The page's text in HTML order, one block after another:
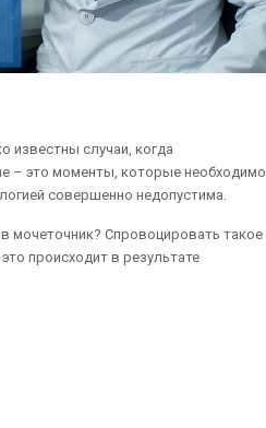
известны случаи, когда
– это моменты, которые необходимо
совершенно недопустима.
мочеточник? Спровоцировать такое
происходит в результате